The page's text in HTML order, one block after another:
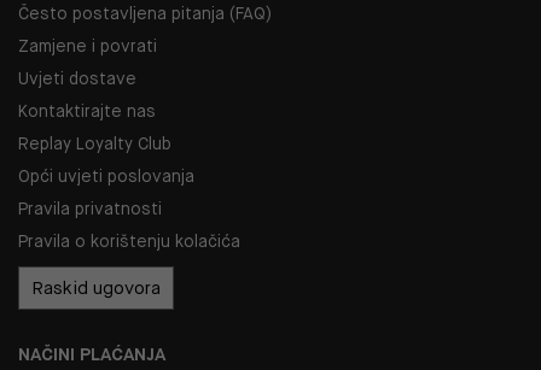
Često postavljena pitanja (FAQ)
Zamjene i povrati
Uvjeti dostave
Kontaktirajte nas
Replay Loyalty Club
Opći uvjeti poslovanja
Pravila privatnosti
Pravila o korištenju kolačića
Raskid ugovora
NAČINI PLAĆANJA